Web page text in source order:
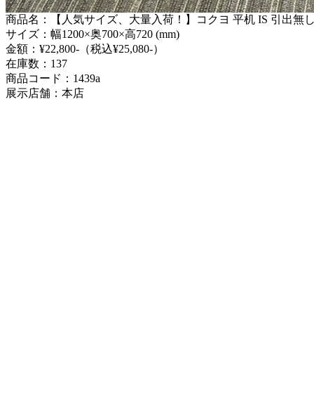
商品名：【人気サイズ、大量入荷！】コクヨ 平机 IS 引出無
サイズ：幅1200×奥700×高720 (mm)
金額：¥22,800-（税込¥25,080-）
在庫数：137
商品コード：1439a
展示店舗：本店